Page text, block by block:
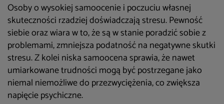
Osoby o wysokiej samoocenie i poczuciu własnej
skuteczności rzadziej doświadczają stresu. Pewność
siebie oraz wiara w to, że są w stanie poradzić sobie z
problemami, zmniejsza podatność na negatywne skutki
stresu. Z kolei niska samoocena sprawia, że nawet
umiarkowane trudności mogą być postrzegane jako
niemal niemożliwe do przezwyciężenia, co zwiększa
napięcie psychiczne.